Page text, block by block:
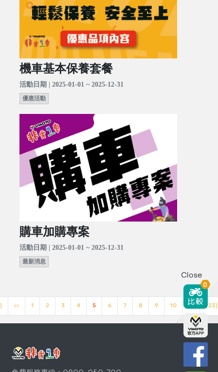
機車基本保養套餐
活動日期 | 2025-01-01 ~ 2025-12-31
優惠活動
購車加購專案
活動日期 | 2025-01-01 ~ 2025-12-31
最新消息
<< 1 2 3 4 5 6 7 8 9 10 >> [23]
Close
0